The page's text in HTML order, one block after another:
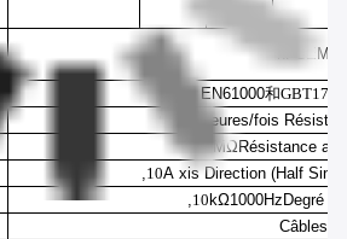
CEM
EN61000和
98 heures/fois
MΩRésistance
10A xisDirection (Half S
10kΩ1000HzDegré
Câbles